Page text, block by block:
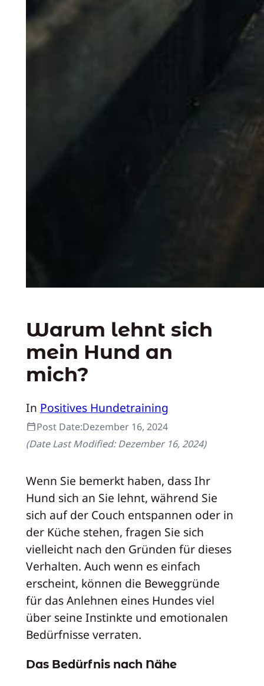
Warum lehnt sich
mein Hund an
mich?
In Positives Hundetraining
Post Date:Dezember 16, 2024
(Date Last Modified:Dezember 16, 2024)
Wenn Sie bemerkt haben, dass Ihr
Hund sich an Sie lehnt, während Sie
sich auf der Couch entspannen oder in
der Küche stehen, fragen Sie sich
vielleicht nach den Gründen für dieses
Verhalten. Auch wenn es einfach
erscheint, können die Beweggründe
für das Anlehnen eines Hundes viel
über seine Instinkte und emotionalen
Bedürfnisse verraten.
Das Bedürfnis nach Nähe